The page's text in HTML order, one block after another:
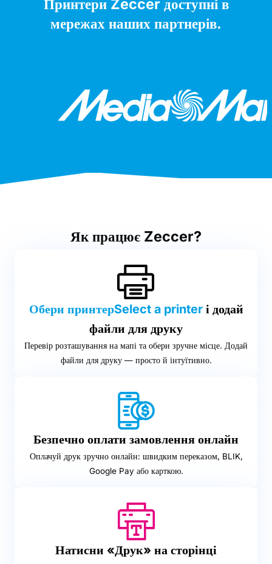
Принтери Zeccer доступні в
мережах наших партнерів.
Як працює Zeccer?
Обери принтерSelect a printerі додай
файли для друку
Перевір розташування на мапі та обери зручне місце. Додай
файли для друку — просто й інтуїтивно.
Безпечно оплати замовлення онлайн
Оплачуй друк зручно онлайн: швидким переказом, BLIK,
Google Pay або карткою.
Натисни «Друк» на сторінці